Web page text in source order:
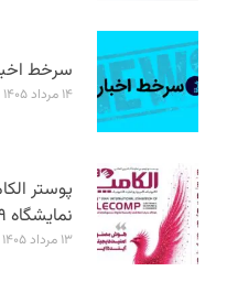
سرخط اخبار / ۱۴
۱۴ مرداد ۱۴۰۵
نمایشگاه ۹ تا ۱۲ شهریور برگزار می‌شود
۱۳ مرداد ۱۴۰۵